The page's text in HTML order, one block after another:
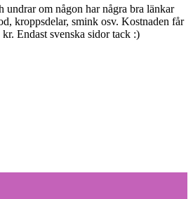
undrar om någon har några bra länkar
kroppsdelar, smink osv. Kostnaden får
Endast svenska sidor tack :)